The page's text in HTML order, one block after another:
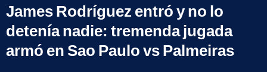
James Rodríguez entró y no lo
detenía nadie: tremenda jugada
armó en Sao Paulo vs Palmeiras